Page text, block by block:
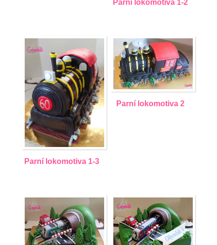
Parní lokomotiva 1-2
Parní lokomotiva 1-3
Parní lokomotiva 2